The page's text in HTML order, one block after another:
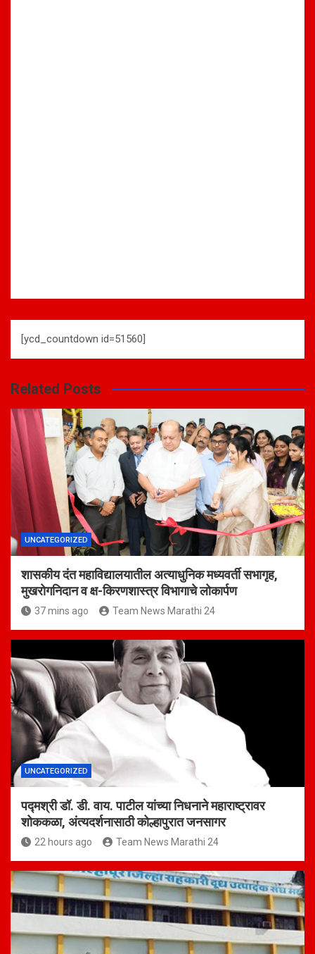
[ycd_countdown id=51560]
Related Posts
UNCATEGORIZED
शासकीय दंत महाविद्यालयातील अत्याधुनिक मध्यवर्ती सभागृह,
मुखरोगनिदान व क्ष-किरणशास्त्र विभागाचे लोकार्पण
37 mins ago Team News Marathi 24
UNCATEGORIZED
पद्मश्री डॉ. डी. वाय. पाटील यांच्या निधनाने महाराष्ट्रावर
शोककळा, अंत्यदर्शनासाठी कोल्हापुरात जनसागर
22 hours ago Team News Marathi 24